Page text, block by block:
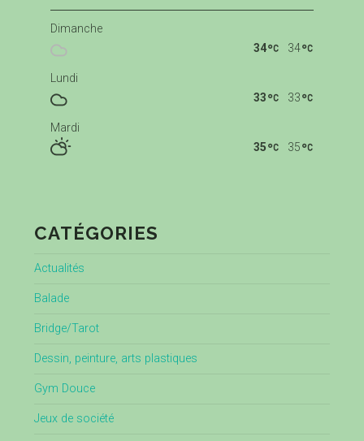
Dimanche
34
34
Lundi
33
33
Mardi
35
35
CATÉGORIES
Actualités
Balade
Bridge/Tarot
Dessin, peinture, arts plastiques
Gym Douce
Jeux de société